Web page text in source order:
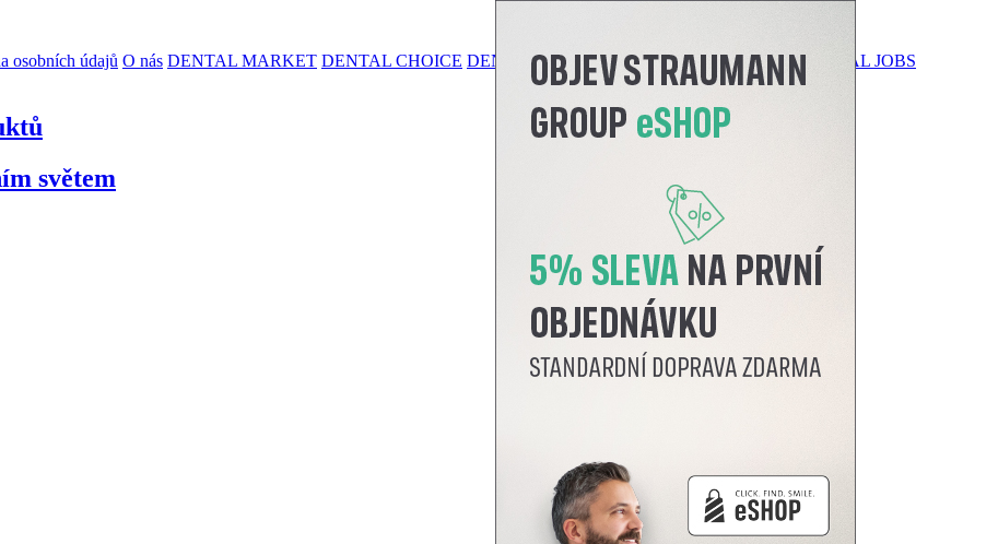
osobních údajů O nás DENTAL MARKET DENTAL CHOICE DENTÁLNÍ AKADEMIE DENTAL BAZAR DENTAL JOBS
světem